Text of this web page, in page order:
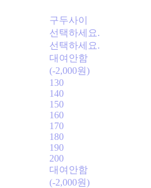
구두사이
선택하세요.
선택하세요.
대여안함
(-2,000원)
130
140
150
160
170
180
190
200
대여안함
(-2,000원)